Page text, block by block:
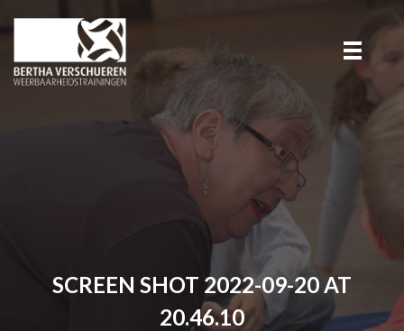
SCREEN SHOT 2022-09-20 AT
20.46.10